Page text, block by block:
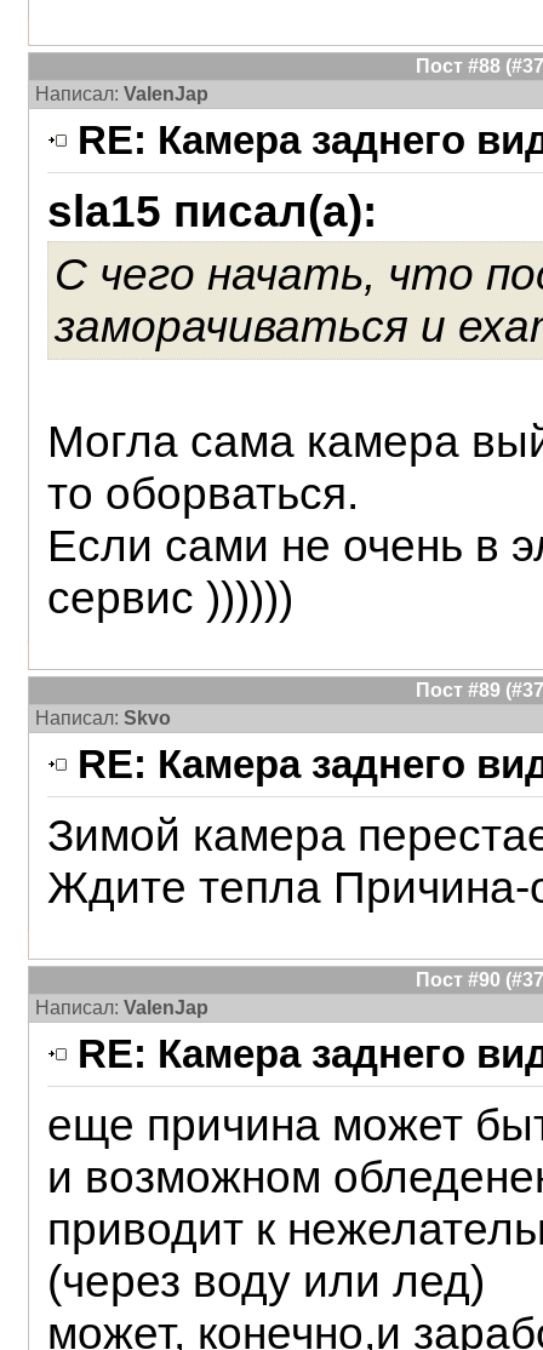
Пост #88
Написал: ValenJap
RE: Камера заднего
sla15 писал(а):
С чего начать, что
заморачиваться и
Могла сама камера
то оборваться.
Если сами не очень в
сервис ))))))
Пост #89
Написал: Skvo
RE: Камера заднего
Зимой камера
Ждите тепла Причина-
Пост #90
Написал: ValenJap
RE: Камера заднего
еще причина может
и возможном
приводит к
(через воду или лед)
может, конечно,и